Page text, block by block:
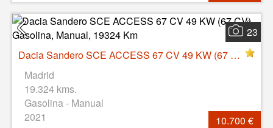
23
Dacia Sandero SCE ACCESS 67 CV 49 KW (67 CV), Gasolina, Manual, 19324 Km
Madrid
19.324 kms.
Gasolina - Manual
2021
10.700 €